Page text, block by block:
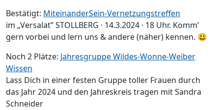
Bestätigt: MiteinanderSein-Vernetzungstreffen
im „Versalat” STOLLBERG · 14.3.2024 · 18 Uhr. Komm’
gern vorbei und lern uns & andere (näher) kennen. 😃
Noch 2 Plätze: Jahresgruppe Wildes-Wonne-Weiber
Wissen
Lass Dich in einer festen Gruppe toller Frauen durch
das Jahr 2024 und den Jahreskreis tragen mit Sandra
Schneider